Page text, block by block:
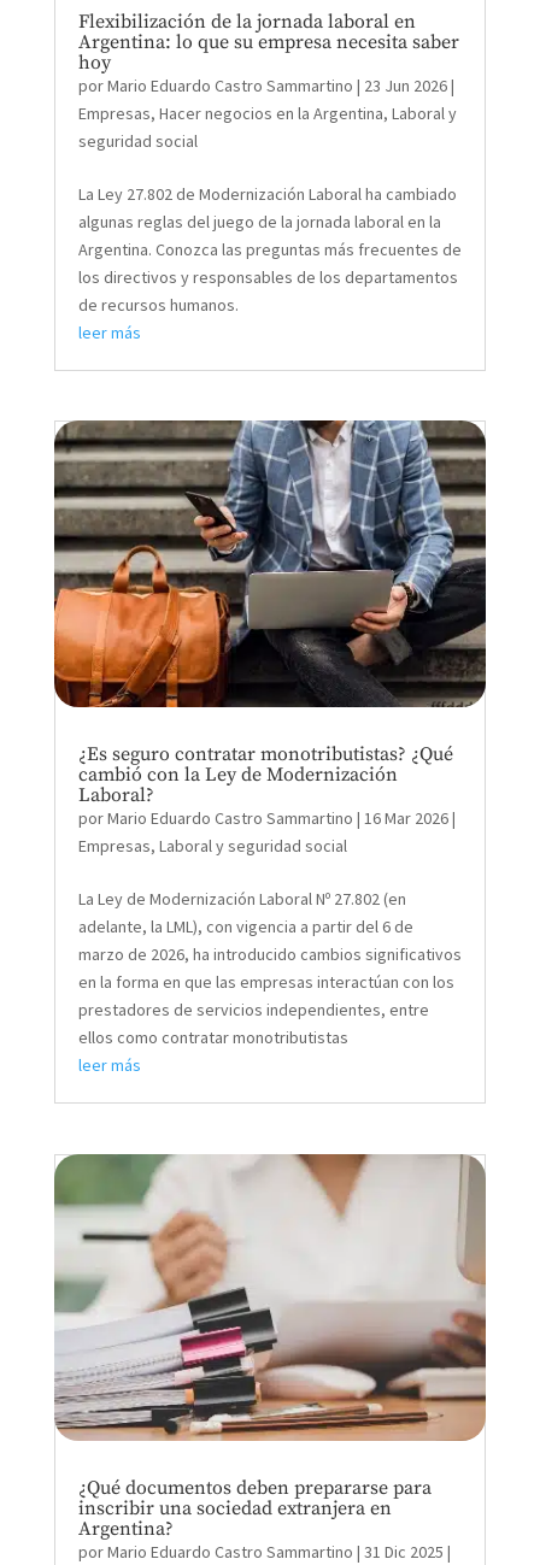
Flexibilización de la jornada laboral en
Argentina: lo que su empresa necesita saber
hoy
porMario Eduardo Castro Sammartino | 23 Jun 2026|
Empresas, Hacer negocios en la Argentina, Laboral y
seguridad social
La Ley 27.802 de Modernización Laboral ha cambiado
algunas reglas del juego de la jornada laboral en la
Argentina. Conozca las preguntas más frecuentes de
los directivos y responsables de los departamentos
de recursos humanos.
leer más
¿Es seguro contratar monotributistas? ¿Qué
cambió con la Ley de Modernización
Laboral?
porMario Eduardo Castro Sammartino | 16 Mar 2026|
Empresas, Laboral y seguridad social
La Ley de Modernización Laboral Nº 27.802 (en
adelante, la LML), con vigencia a partir del 6 de
marzo de 2026, ha introducido cambios significativos
en la forma en que las empresas interactúan con los
prestadores de servicios independientes, entre
ellos como contratar monotributistas
leer más
¿Qué documentos deben prepararse para
inscribir una sociedad extranjera en
Argentina?
porMario Eduardo Castro Sammartino | 31 Dic 2025 |